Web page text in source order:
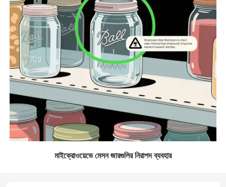
মাইক্রোওয়েভে মেসন জারগুলির নিরাপদ ব্যবহার